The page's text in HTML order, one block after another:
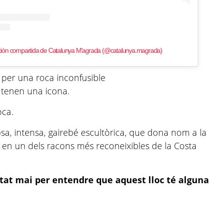
compartida de Catalunya M'agrada (@catalunya.magrada)
una roca inconfusible
una icona.
intensa, gairebé escultòrica, que dona nom a la
un dels racons més reconeixibles de la Costa
mai per entendre que aquest lloc té alguna